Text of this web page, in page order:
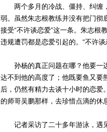
两个多月的冷战、僵持、纠缠，
弱。虽然朱志根教练并没有把门彻
接受“不许谈恋爱”这一条。朱志根
违规遭罚都是恋爱引起的。“不许
孙杨的真正问题在哪？他要一边
达不到他的高度了；他既要鱼又要
后，仍然有精力去谈十小时的恋
的师哥吴鹏那样，去珍惜点滴的休
记者采访了二十多年游泳，遇见